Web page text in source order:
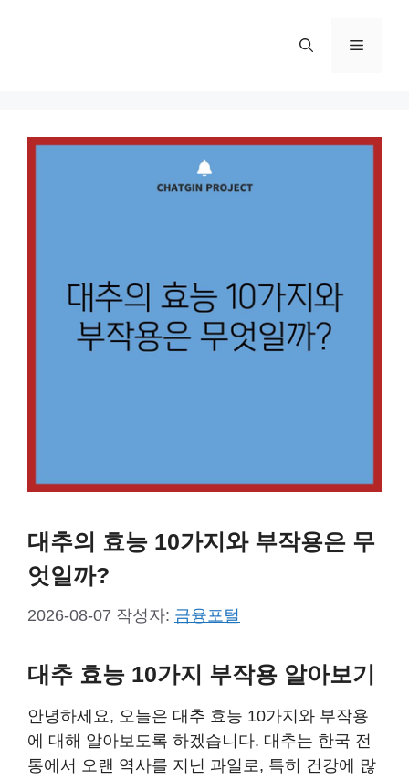
메
대추의 효능 10가지와 부작용은 무
엇일까?
2026-08-07 작성자: 금융포털
대추 효능 10가지 부작용 알아보기
안녕하세요, 오늘은 대추 효능 10가지와 부작용
에 대해 알아보도록 하겠습니다. 대추는 한국 전
통에서 오랜 역사를 지닌 과일로, 특히 건강에 많